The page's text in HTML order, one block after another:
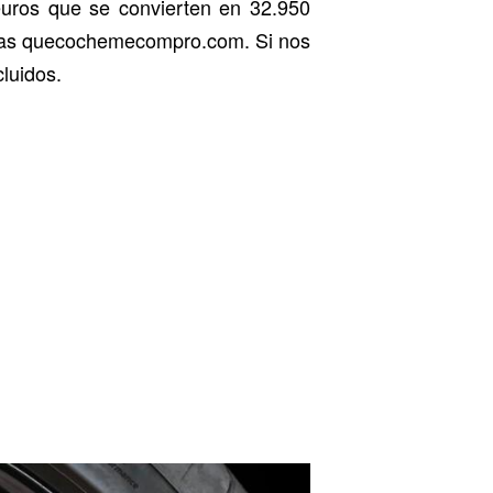
que se convierten en 32.950
quecochemecompro.com. Si nos